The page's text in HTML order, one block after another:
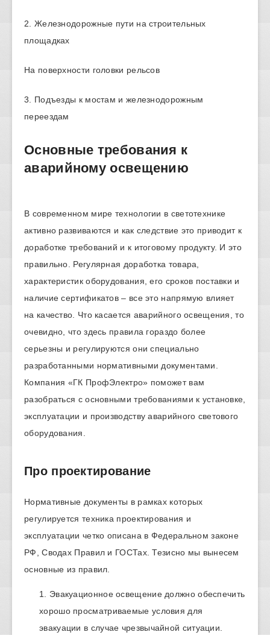
2. Железнодорожные пути на строительных
площадках
На поверхности головки рельсов
3. Подъезды к мостам и железнодорожным
переездам
Основные требования к
аварийному освещению
В современном мире технологии в светотехнике
активно развиваются и как следствие это приводит к
доработке требований и к итоговому продукту. И это
правильно. Регулярная доработка товара,
характеристик оборудования, его сроков поставки и
наличие сертификатов – все это напрямую влияет
на качество. Что касается аварийного освещения, то
очевидно, что здесь правила гораздо более
серьезны и регулируются они специально
разработанными нормативными документами.
Компания «ГК ПрофЭлектро» поможет вам
разобраться с основными требованиями к установке,
эксплуатации и производству аварийного светового
оборудования.
Про проектирование
Нормативные документы в рамках которых
регулируется техника проектирования и
эксплуатации четко описана в Федеральном законе
РФ, Сводах Правил и ГОСТах. Тезисно мы вынесем
основные из правил.
Эвакуационное освещение должно обеспечить
хорошо просматриваемые условия для
эвакуации в случае чрезвычайной ситуации.